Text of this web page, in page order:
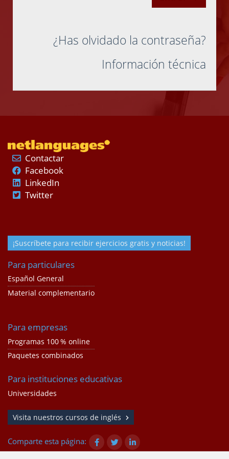
¿Has olvidado la contraseña?
Información técnica
Contactar
Facebook
LinkedIn
Twitter
¡Suscríbete para recibir ejercicios gratis y noticias!
Para particulares
Español General
Material complementario
Para empresas
Programas 100 % online
Paquetes combinados
Para instituciones educativas
Universidades
Visita nuestros cursos de inglés
Comparte esta página: